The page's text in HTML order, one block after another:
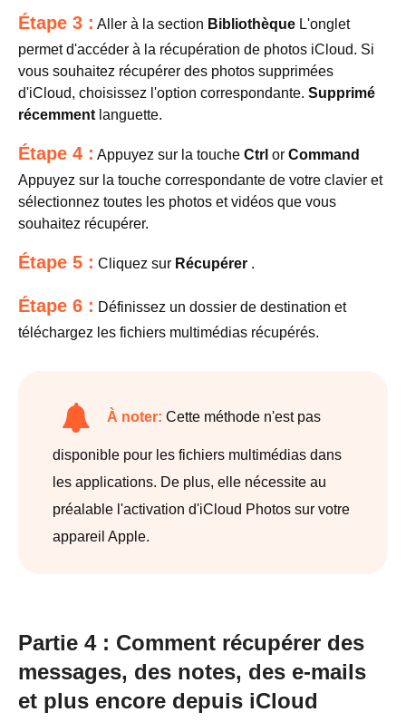
Étape 3 : Aller à la section Bibliothèque L'onglet
permet d'accéder à la récupération de photos iCloud. Si
vous souhaitez récupérer des photos supprimées
d'iCloud, choisissez l'option correspondante. Supprimé
récemment languette.
Étape 4 : Appuyez sur la touche Ctrl or Command
Appuyez sur la touche correspondante de votre clavier et
sélectionnez toutes les photos et vidéos que vous
souhaitez récupérer.
Étape 5 : Cliquez sur Récupérer .
Étape 6 : Définissez un dossier de destination et
téléchargez les fichiers multimédias récupérés.
À noter: Cette méthode n'est pas
disponible pour les fichiers multimédias dans
les applications. De plus, elle nécessite au
préalable l'activation d'iCloud Photos sur votre
appareil Apple.
Partie 4 : Comment récupérer des
messages, des notes, des e-mails
et plus encore depuis iCloud